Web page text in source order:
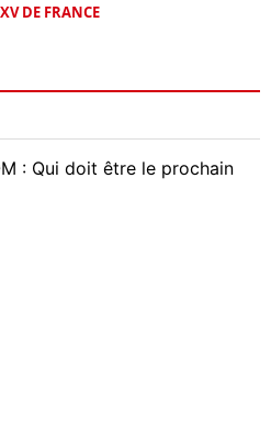
DE FRANCE
: Qui doit être le prochain